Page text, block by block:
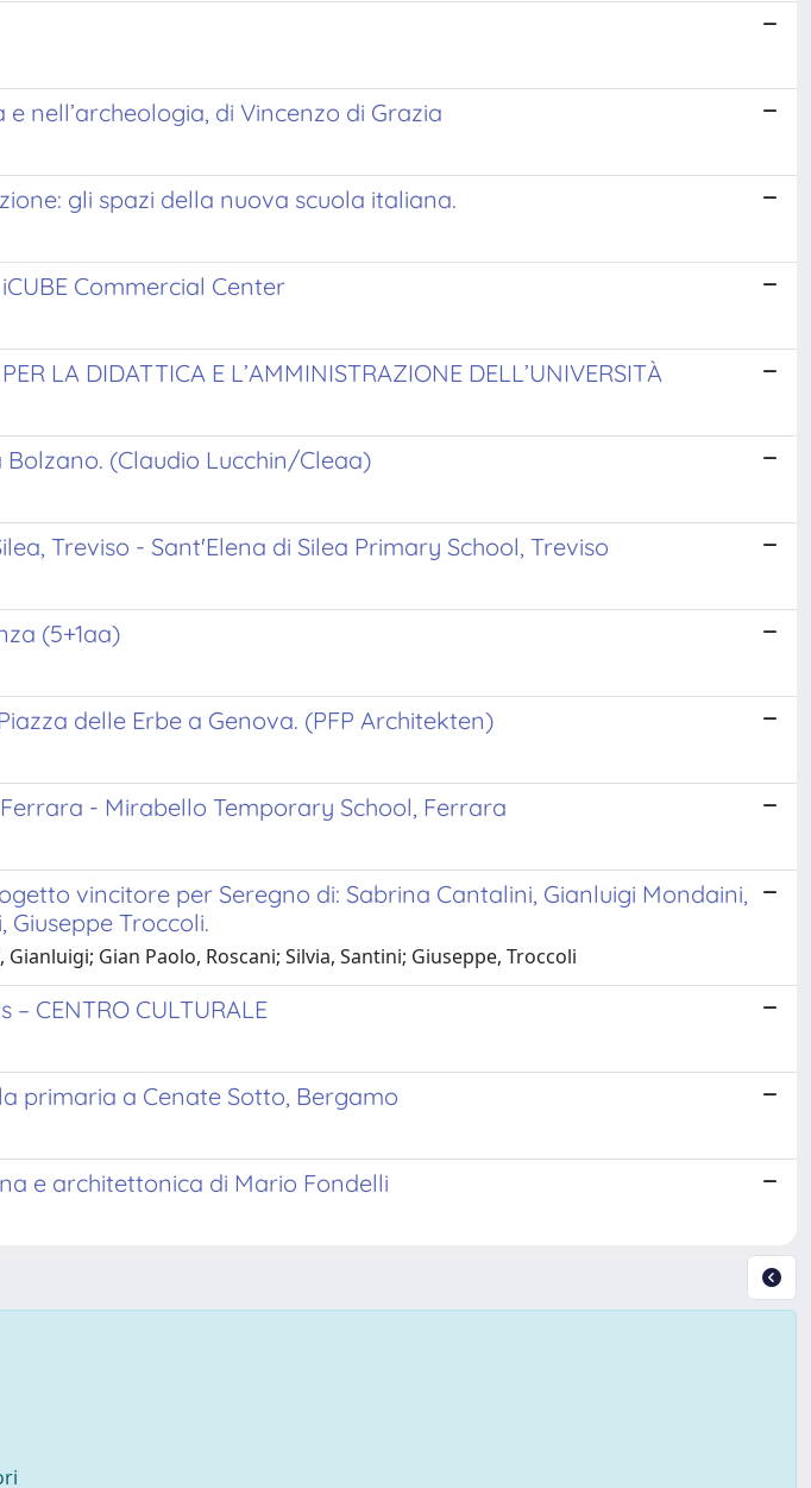
nell’archeologia, di Vincenzo di Grazia
gli spazi della nuova scuola italiana.
Commercial Center
LA DIDATTICA E L’AMMINISTRAZIONE DELL’UNIVERSITÀ
(Claudio Lucchin/Cleaa)
Treviso - Sant'Elena di Silea Primary School, Treviso
(5+1aa)
delle Erbe a Genova. (PFP Architekten)
- Mirabello Temporary School, Ferrara
vincitore per Seregno di: Sabrina Cantalini, Gianluigi Mondaini,
Giuseppe Troccoli.
Gian Paolo, Roscani; Silvia, Santini; Giuseppe, Troccoli
CENTRO CULTURALE
primaria a Cenate Sotto, Bergamo
e architettonica di Mario Fondelli